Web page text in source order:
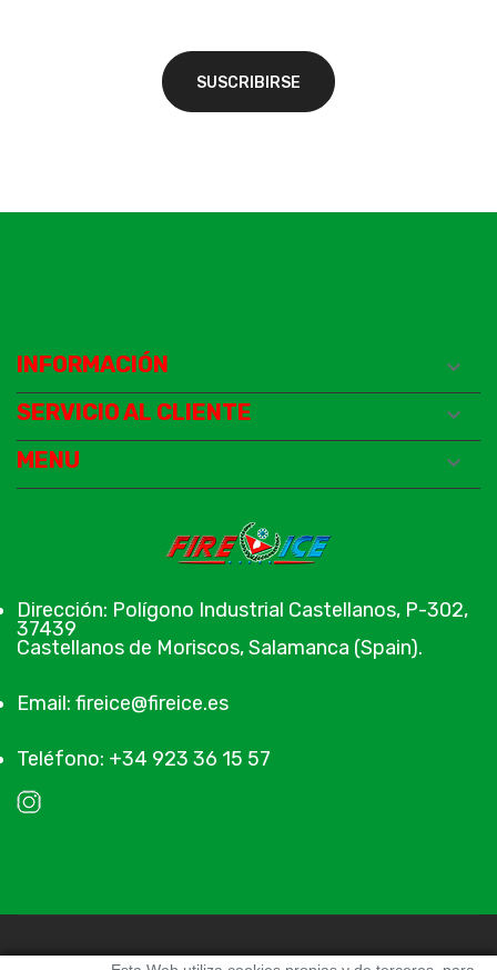
INFORMACIÓN

SERVICIO AL CLIENTE

MENU

Dirección: Polígono Industrial Castellanos, P-302,
37439
Castellanos de Moriscos, Salamanca (Spain).
Email: fireice@fireice.es
Teléfono: +34 923 36 15 57